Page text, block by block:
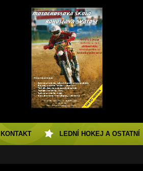
KONTAKT LEDNÍ HOKEJ A OSTATNÍ